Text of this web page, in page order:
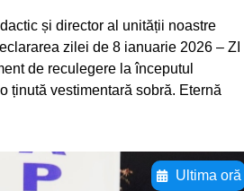
și director al unității noastre
zilei de 8 ianuarie 2026 – ZI
de reculegere la începutul
ținută vestimentară sobră. Eternă
Ultima oră